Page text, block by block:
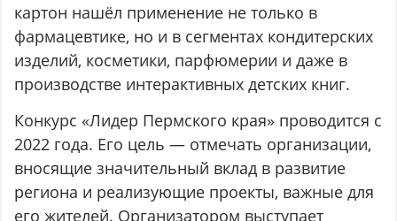
картон нашёл применение не только в
фармацевтике, но и в сегментах кондитерских
изделий, косметики, парфюмерии и даже в
производстве интерактивных детских книг.
Конкурс «Лидер Пермского края» проводится с
2022 года. Его цель — отмечать организации,
вносящие значительный вклад в развитие
региона и реализующие проекты, важные для
его жителей. Организатором выступает